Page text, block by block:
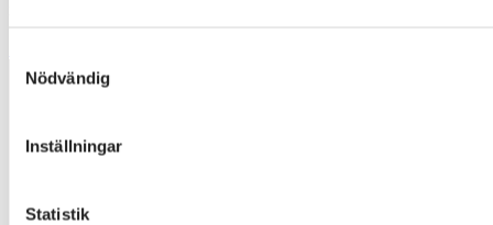
Nödvändig
Inställningar
Statistik